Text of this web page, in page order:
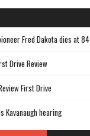
Fred Dakota dies at 84
Drive Review
First Drive
Kavanaugh hearing